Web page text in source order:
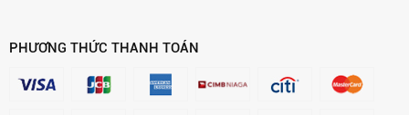
PHƯƠNG THỨC THANH TOÁN